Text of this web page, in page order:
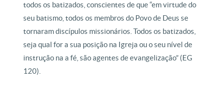
todos os batizados, conscientes de que “em virtude do
seu batismo, todos os membros do Povo de Deus se
tornaram discípulos missionários. Todos os batizados,
seja qual for a sua posição na Igreja ou o seu nível de
instrução na a fé, são agentes de evangelização” (EG
120).